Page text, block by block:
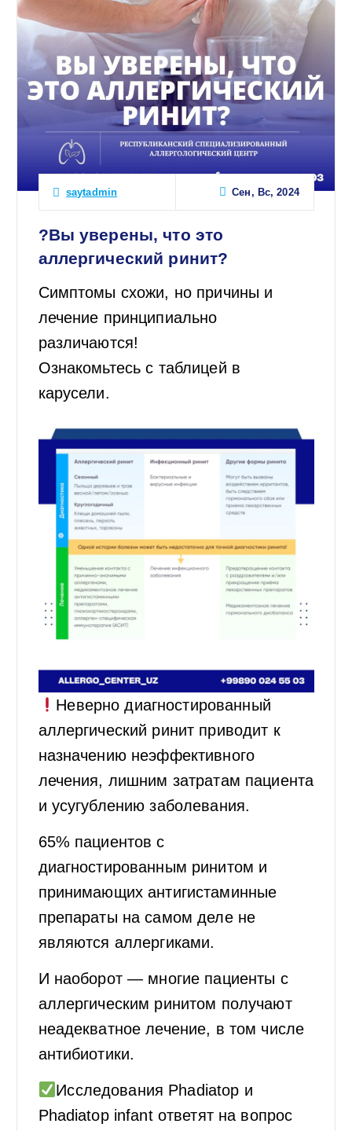
saytadmin Сен, Вс, 2024
?Вы уверены, что это
аллергический ринит?
Симптомы схожи, но причины и
лечение принципиально
различаются!
Ознакомьтесь с таблицей в
карусели.
Неверно диагностированный
аллергический ринит приводит к
назначению неэффективного
лечения, лишним затратам пациента
и усугублению заболевания.
65% пациентов с
диагностированным ринитом и
принимающих антигистаминные
препараты на самом деле не
являются аллергиками.
И наоборот — многие пациенты с
аллергическим ринитом получают
неадекватное лечение, в том числе
антибиотики.
Исследования Phadiatop и
Phadiatop infant ответят на вопрос